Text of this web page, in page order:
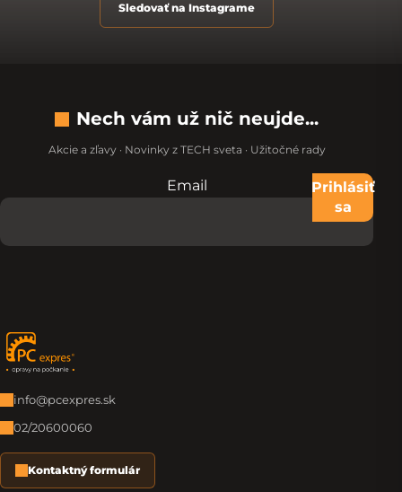
Sledovať na Instagrame
Nech vám už nič neujde...
Akcie a zľavy · Novinky z TECH sveta · Užitočné rady
Nevypĺňajte toto pole:
Email
Prihlásiť
sa
Zápätie
info@pcexpres.sk
02/20600060
Kontaktný formulár